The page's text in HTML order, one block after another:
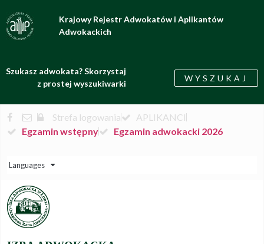
Krajowy Rejestr Adwokatów i Aplikantów
Adwokackich
Szukasz adwokata? Skorzystaj
z prostej wyszukiwarki
WYSZUKAJ
Strefa logowania
APLIKANCI
Egzamin wstępny
Egzamin adwokacki 2026
Languages